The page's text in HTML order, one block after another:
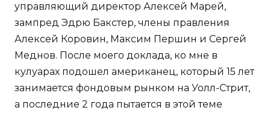
управляющий директор Алексей Марей,
зампред Эдрю Бакстер, члены правления
Алексей Коровин, Максим Першин и Сергей
Меднов. После моего доклада, ко мне в
кулуарах подошел американец, который 15 лет
занимается фондовым рынком на Уолл-Стрит,
а последние 2 года пытается в этой теме